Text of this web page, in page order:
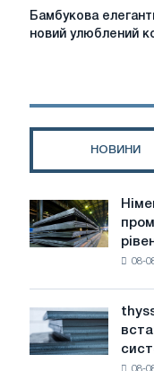
Бамбукова
елегантність
Ваш
Бамбукова
новий улюблений
НОВИНИ
Німецька
сталеливарна
промисловість
води
загрожує
безпеці
08-
thyssenkrupp
Rasselstein
встановлює
08-